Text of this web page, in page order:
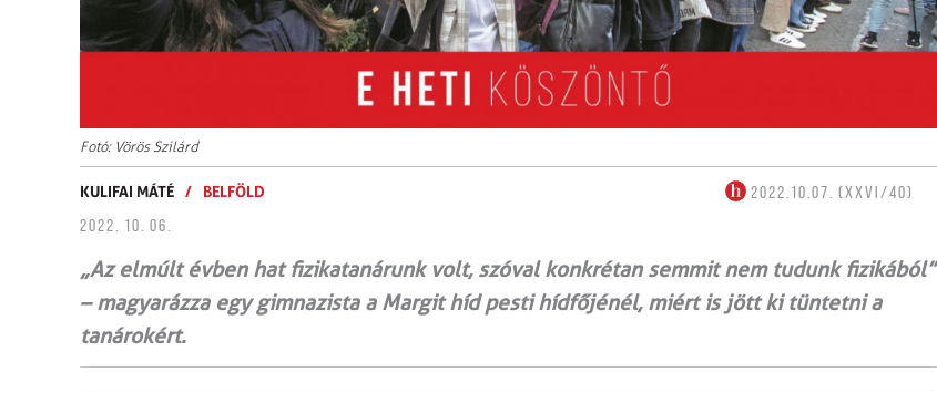
Fotó: Vörös Szilárd
KULIFAI MÁTÉ / BELFÖLD
2022.10.07. (XXVI/40)
2022. 10. 06.
„Az elmúlt évben hat fizikatanárunk volt, szóval konkrétan semmit nem tudunk fizikából”
– magyarázza egy gimnazista a Margit híd pesti hídfőjénél, miért is jött ki tüntetni a
tanárokért.